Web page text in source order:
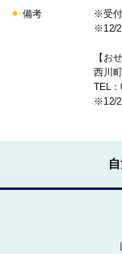
備考
※受付
※12/
【お
西川
TEL
※12/